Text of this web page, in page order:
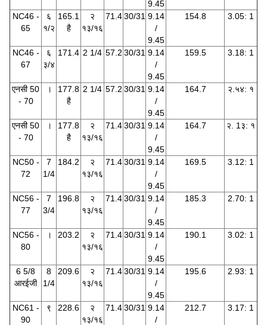
9.45
NC46 -
65
६
१/२
165.1
है
२
१३/१६
71.4 30/31 9.14
/
9.45
154.8 3.05: 1
NC46 -
67
६
३/४
171.4 2 1/4 57.2 30/31 9.14
/
9.45
159.5 3.18: 1
एनसी 50
- 70
।
177.8
है
2 1/4 57.2 30/31 9.14
/
9.45
164.7 २.५४: १
एनसी 50
- 70
।
177.8
है
२
१३/१६
71.4 30/31 9.14
/
9.45
164.7 २. 1३: १
NC50 -
72
7
1/4
184.2
२
१३/१६
71.4 30/31 9.14
/
9.45
169.5 3.12: 1
NC56 -
77
7
3/4
196.8
२
१३/१६
71.4 30/31 9.14
/
9.45
185.3 2.70: 1
NC56 -
80
। 203.2
२
१३/१६
71.4 30/31 9.14
/
9.45
190.1 3.02: 1
6 5/8
आरईजी
8
1/4
209.6
२
१३/१६
71.4 30/31 9.14
/
9.45
195.6 2.93: 1
NC61 -
90
९ 228.6
२
१३/१६
71.4 30/31 9.14
/
212.7 3.17: 1